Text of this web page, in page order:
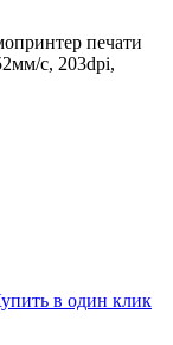
печати
с, 203dpi,
в один клик